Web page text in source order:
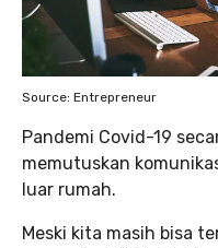
Source: Entrepreneur
Pandemi Covid-19
memutuskan
luar rumah.
Meski kita masih bisa